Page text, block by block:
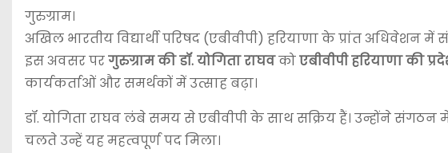
गुरुग्राम।
अखिल भारतीय विद्यार्थी परिषद (एबीवीपी) हरियाणा के प्रांत
इस अवसर परगुरुग्राम की डॉ. योगिता राघवकोएबीवीपी हरियाणा की
कार्यकर्ताओं और समर्थकों में उत्साह बढ़ा।
डॉ. योगिता राघव लंबे समय से एबीवीपी के साथ सक्रिय हैं। उन्होंने संगठन
चलते उन्हें यह महत्वपूर्ण पद मिला।